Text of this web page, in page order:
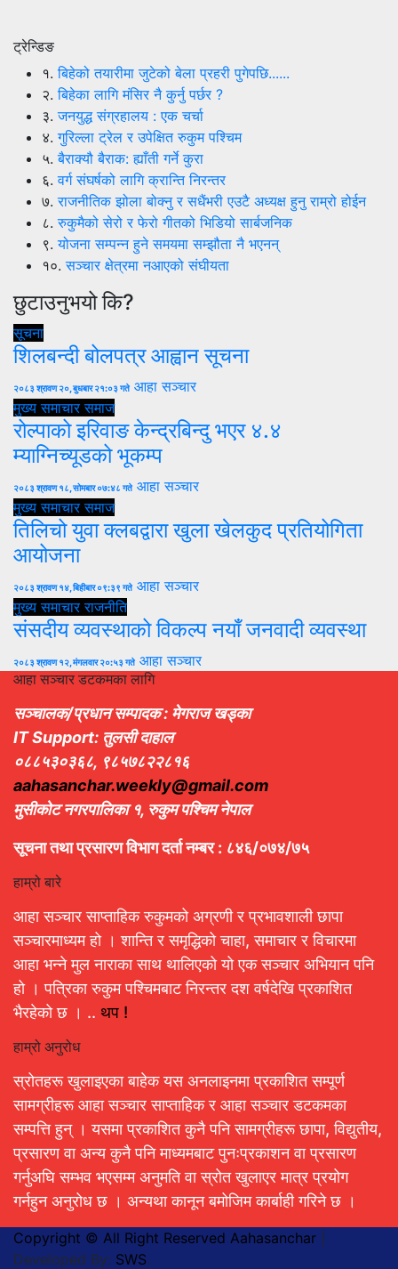
ट्रेन्डिङ
१.बिहेको तयारीमा जुटेको बेला प्रहरी पुगेपछि......
२.बिहेका लागि मंसिर नै कुर्नु पर्छर ?
३.जनयुद्ध संग्रहालय : एक चर्चा
४.गुरिल्ला ट्रेल र उपेक्षित रुकुम पश्चिम
५.बैराक्यौ बैराक: ह्याँती गर्ने कुरा
६.वर्ग संघर्षको लागि क्रान्ति निरन्तर
७.राजनीतिक झोला बोक्नु र सधैंभरी एउटै अध्यक्ष हुनु राम्रो होईन
८.रुकुमैको सेरो र फेरो गीतको भिडियो सार्बजनिक
९.योजना सम्पन्न हुने समयमा सम्झौता नै भएनन्
१०.सञ्चार क्षेत्रमा नआएको संघीयता
छुटाउनुभयो कि?
सूचना
शिलबन्दी बोलपत्र आह्वान सूचना
२०८३ श्रावण २०, बुधबार २१:०३ गते आहा सञ्चार
मुख्य समाचारसमाज
रोल्पाको इरिवाङ केन्द्रबिन्दु भएर ४.४
म्याग्निच्यूडको भूकम्प
२०८३ श्रावण १८, सोमबार ०७:४८ गते आहा सञ्चार
मुख्य समाचारसमाज
तिलिचो युवा क्लबद्वारा खुला खेलकुद प्रतियोगिता
आयोजना
२०८३ श्रावण १४, बिहीबार ०९:३९ गते आहा सञ्चार
मुख्य समाचारराजनीति
संसदीय व्यवस्थाको विकल्प नयाँ जनवादी व्यवस्था
२०८३ श्रावण १२, मंगलवार २०:५३ गते आहा सञ्चार
आहा सञ्चार डटकमका लागि
सञ्चालक/प्रधान सम्पादक : मेगराज खड्का
IT Support: तुलसी दाहाल
०८८५३०३६८, ९८५७८२२८१६
aahasanchar.weekly@gmail.com
मुसीकोट नगरपालिका १, रुकुम पश्चिम नेपाल
सूचना तथा प्रसारण विभाग दर्ता नम्बर : ८४६/०७४/७५
हाम्रो बारे
आहा सञ्चार साप्ताहिक रुकुमको अग्रणी र प्रभावशाली छापा
सञ्चारमाध्यम हो । शान्ति र समृद्धिको चाहा, समाचार र विचारमा
आहा भन्ने मुल नाराका साथ थालिएको यो एक सञ्चार अभियान पनि
हो । पत्रिका रुकुम पश्चिमबाट निरन्तर दश वर्षदेखि प्रकाशित
भैरहेको छ । .. थप !
हाम्रो अनुरोध
स्रोतहरू खुलाइएका बाहेक यस अनलाइनमा प्रकाशित सम्पूर्ण
सामग्रीहरू आहा सञ्चार साप्ताहिक र आहा सञ्चार डटकमका
सम्पत्ति हुन् । यसमा प्रकाशित कुनै पनि सामग्रीहरू छापा, विद्युतीय,
प्रसारण वा अन्य कुनै पनि माध्यमबाट पुनःप्रकाशन वा प्रसारण
गर्नुअघि सम्भव भएसम्म अनुमति वा स्रोत खुलाएर मात्र प्रयोग
गर्नहुन अनुरोध छ । अन्यथा कानून बमोजिम कार्बाही गरिने छ ।
Copyright © All Right Reserved Aahasanchar
Developed By: SWS.